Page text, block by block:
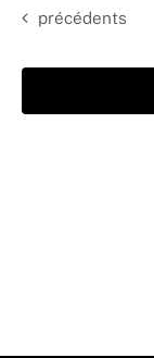
Évènements
précédents